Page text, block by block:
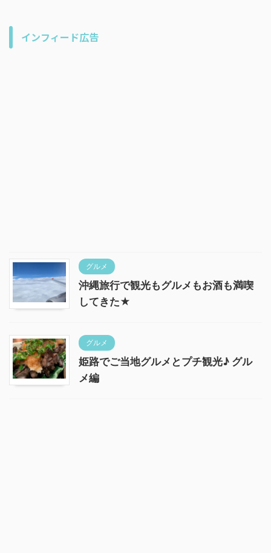
インフィード広告
グルメ
沖縄旅行で観光もグルメもお酒も満喫
してきた★
グルメ
姫路でご当地グルメとプチ観光♪ グル
メ編